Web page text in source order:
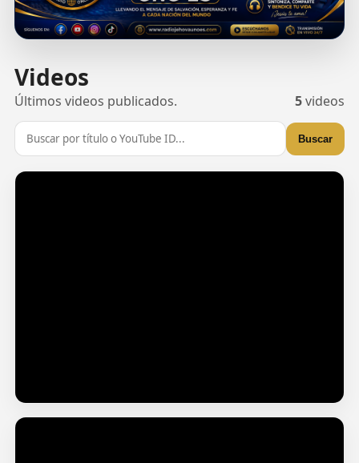
Videos
Últimos videos publicados. 5videos
Buscar